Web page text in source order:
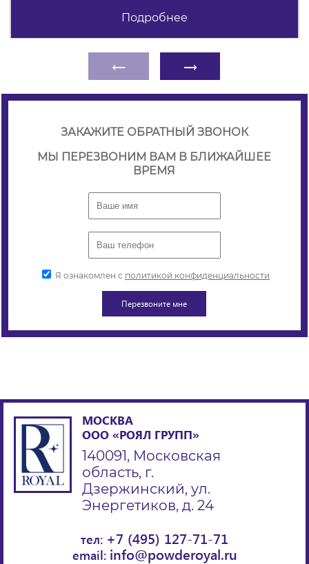
Подробнее
← →
ЗАКАЖИТЕ ОБРАТНЫЙ ЗВОНОК
МЫ ПЕРЕЗВОНИМ ВАМ В БЛИЖАЙШЕЕ
ВРЕМЯ
Я ознакомлен с политикой конфиденциальности
МОСКВА
ООО «РОЯЛ ГРУПП»
140091, Московская
область, г.
Дзержинский, ул.
Энергетиков, д. 24
тел: +7 (495) 127-71-71
email: info@powderoyal.ru